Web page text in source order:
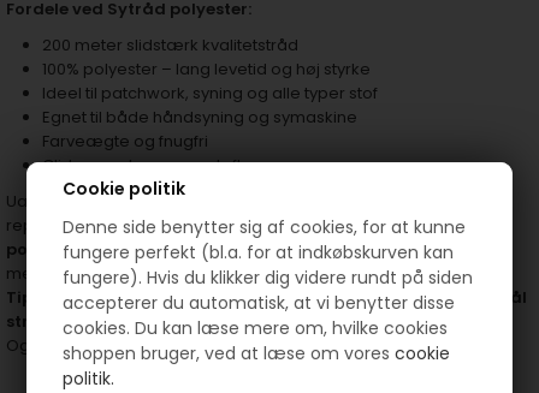
Cookie politik
Denne side benytter sig af cookies, for at kunne
fungere perfekt (bl.a. for at indkøbskurven kan
fungere). Hvis du klikker dig videre rundt på siden
accepterer du automatisk, at vi benytter disse
cookies. Du kan læse mere om, hvilke cookies
shoppen bruger, ved at læse om vorescookie
politik.
Fordele ved Sytråd polyester:
200 meter slidstærk kvalitetstråd
100% polyester – lang levetid og høj styrke
Ideel til patchwork, syning og alle typer stof
Egnet til både håndsyning og symaskine
Farveægte og fnugfri
Glider nemt gennem stoflag
Uanset om du er i gang med at sy et smukt patchworktæppe,
reparere yndlingstøjet eller kreere noget helt nyt, er Sytråd
polyesterdet sikre valg. Giv dine projekter et professionelt finish
med en tråd, du kan stole på.
Tip:
For bedste resultater anbefaler vi at bruge enuniversal synål
str. 70
sammen med denne sytråd.
Og til håndsyning er disse sy nåle virkelig gode og med stort øje.